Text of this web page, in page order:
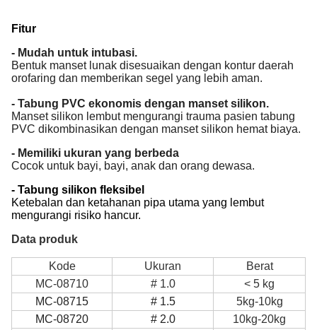
Fitur
- Mudah untuk intubasi.
Bentuk manset lunak disesuaikan dengan kontur daerah
orofaring dan memberikan segel yang lebih aman.
- Tabung PVC ekonomis dengan manset silikon.
Manset silikon lembut mengurangi trauma pasien tabung
PVC dikombinasikan dengan manset silikon hemat biaya.
- Memiliki ukuran yang berbeda
Cocok untuk bayi, bayi, anak dan orang dewasa.
- Tabung silikon fleksibel
Ketebalan dan ketahanan pipa utama yang lembut
mengurangi risiko hancur.
Data produk
Kode Ukuran
Berat
MC-08710
# 1.0
< 5 kg
MC-08715
# 1.5
5kg-10kg
MC-08720
# 2.0
10kg-20kg